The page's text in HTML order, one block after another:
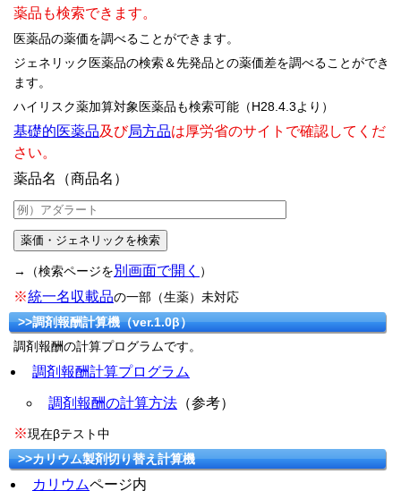
薬品も検索できます。
医薬品の薬価を調べることができます。
ジェネリック医薬品の検索＆先発品との薬価差を調べることができ
ます。
ハイリスク薬加算対象医薬品も検索可能（H28.4.3より）
基礎的医薬品及び局方品は厚労省のサイトで確認してくだ
さい。
薬品名（商品名）
→（検索ページを別画面で開く ）
※統一名収載品の一部（生薬）未対応
>>調剤報酬計算機（ver.1.0β）
調剤報酬の計算プログラムです。
調剤報酬計算プログラム
調剤報酬の計算方法 （参考）
※現在βテスト中
>>カリウム製剤切り替え計算機
カリウムページ内